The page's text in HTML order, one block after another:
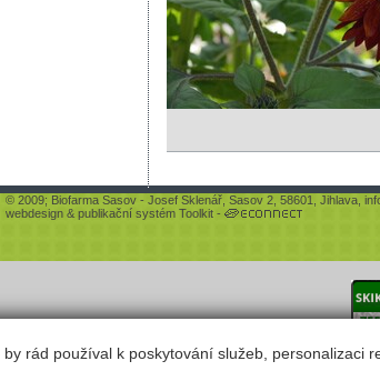
by rád používal k poskytování služeb, personalizaci
© 2009; Biofarma Sasov - Josef Sklenář, Sasov 2, 58601, Jihlava,
webdesign & publikační systém Toolkit -